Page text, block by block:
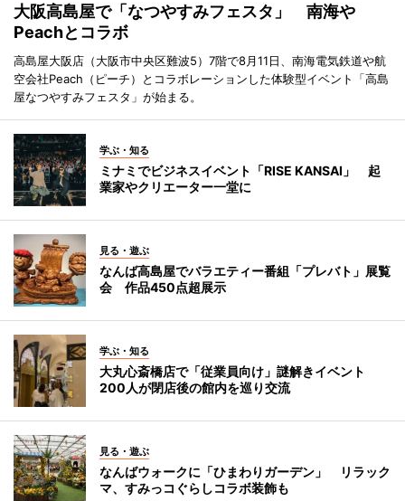
大阪高島屋で「なつやすみフェスタ」 南海や
Peachとコラボ
高島屋大阪店（大阪市中央区難波5）7階で8月11日、南海電気鉄道や航
空会社Peach（ピーチ）とコラボレーションした体験型イベント「高島
屋なつやすみフェスタ」が始まる。
学ぶ・知る
ミナミでビジネスイベント「RISE KANSAI」 起
業家やクリエーター一堂に
見る・遊ぶ
なんば高島屋でバラエティー番組「プレバト」展覧
会 作品450点超展示
学ぶ・知る
大丸心斎橋店で「従業員向け」謎解きイベント
200人が閉店後の館内を巡り交流
見る・遊ぶ
なんばウォークに「ひまわりガーデン」 リラック
マ、すみっコぐらしコラボ装飾も